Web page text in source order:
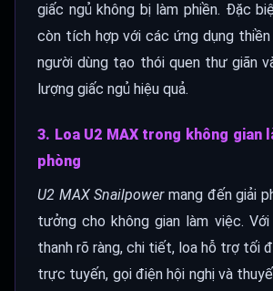
giấc ngủ không bị làm phiền. Đặc
còn tích hợp với các ứng dụng
người dùng tạo thói quen thư giãn
lượng giấc ngủ hiệu quả.
3. Loa U2 MAX trong không gian
phòng
U2 MAX Snailpowermang đến giải
tưởng cho không gian làm việc.
thanh rõ ràng, chi tiết, loa hỗ trợ tối
trực tuyến, gọi điện hội nghị và